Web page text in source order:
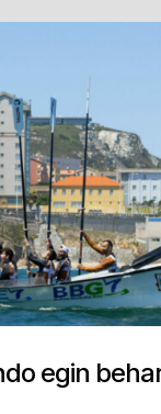
egin